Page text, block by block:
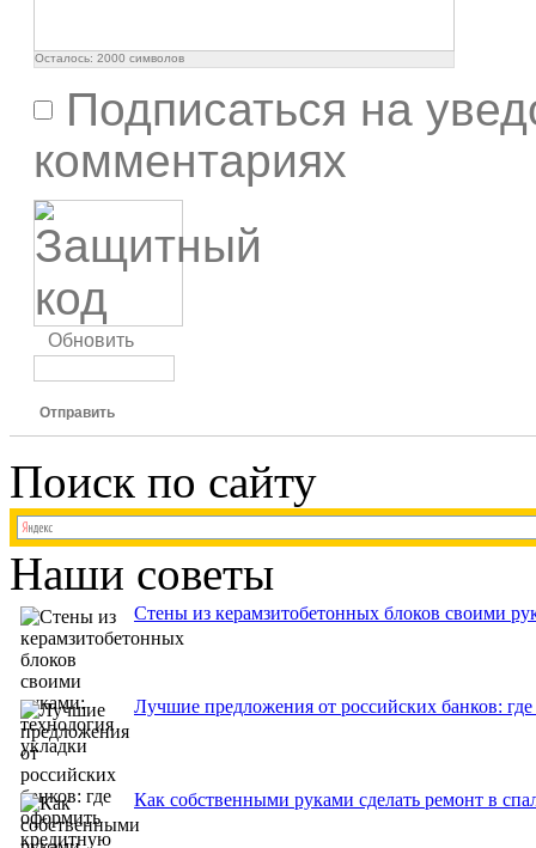
Осталось: 2000 символов
Подписаться на
комментариях
Обновить
Отправить
Поиск по сайту
Наши советы
Стены из керамзитобетонных блоков своими
Лучшие предложения от российских банков:
Как собственными руками сделать ремонт в